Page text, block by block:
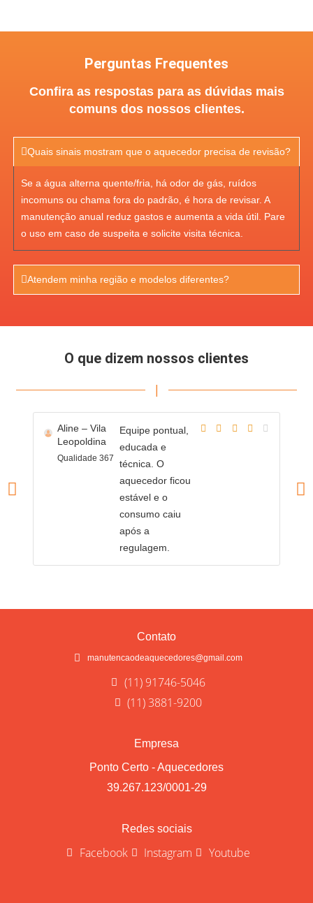
Perguntas Frequentes
Confira as respostas para as dúvidas mais
comuns dos nossos clientes.
Quais sinais mostram que o aquecedor precisa de revisão?
Se a água alterna quente/fria, há odor de gás, ruídos
incomuns ou chama fora do padrão, é hora de revisar. A
manutenção anual reduz gastos e aumenta a vida útil. Pare
o uso em caso de suspeita e solicite visita técnica.
Atendem minha região e modelos diferentes?
O que dizem nossos clientes
Aline – Vila
Leopoldina
Qualidade 367
Equipe pontual,
educada e
técnica. O
aquecedor ficou
estável e o
consumo caiu
após a
regulagem.
Contato
manutencaodeaquecedores@gmail.com
(11) 91746-5046
(11) 3881-9200
Empresa
Ponto Certo - Aquecedores
39.267.123/0001-29
Redes sociais
Facebook Instagram Youtube